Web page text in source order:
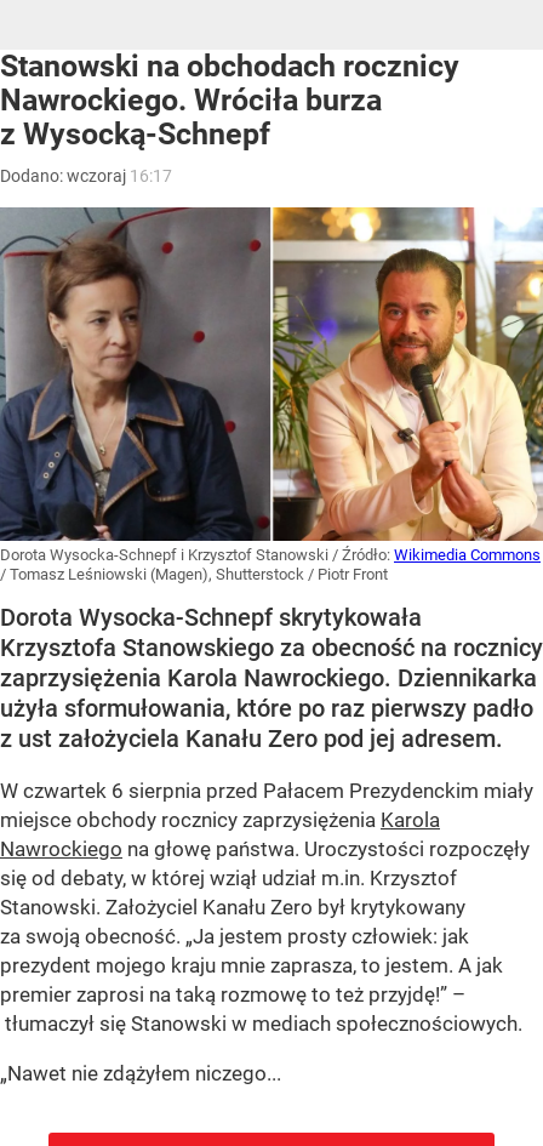
Stanowski na obchodach rocznicy
Nawrockiego. Wróciła burza
z Wysocką-Schnepf
Dodano:wczoraj 16:17
Dorota Wysocka-Schnepf i Krzysztof Stanowski / Źródło: Wikimedia Commons
/ Tomasz Leśniowski (Magen), Shutterstock / Piotr Front
Dorota Wysocka-Schnepf skrytykowała
Krzysztofa Stanowskiego za obecność na rocznicy
zaprzysiężenia Karola Nawrockiego. Dziennikarka
użyła sformułowania, które po raz pierwszy padło
z ust założyciela Kanału Zero pod jej adresem.
W czwartek 6 sierpnia przed Pałacem Prezydenckim miały
miejsce obchody rocznicy zaprzysiężenia Karola
Nawrockiego na głowę państwa. Uroczystości rozpoczęły
się od debaty, w której wziął udział m.in. Krzysztof
Stanowski. Założyciel Kanału Zero był krytykowany
za swoją obecność. „Ja jestem prosty człowiek: jak
prezydent mojego kraju mnie zaprasza, to jestem. A jak
premier zaprosi na taką rozmowę to też przyjdę!” –
tłumaczył się Stanowski w mediach społecznościowych.
„Nawet nie zdążyłem niczego...